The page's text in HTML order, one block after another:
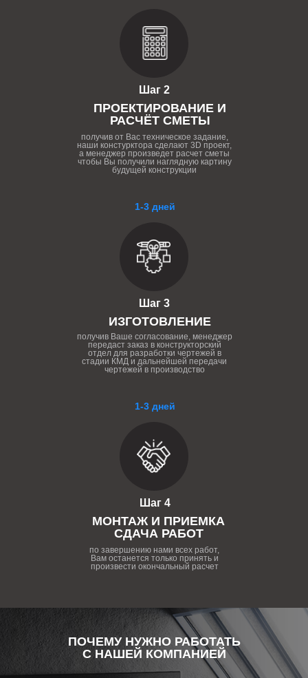
1-3 дней
Шаг 4
МОНТАЖ И ПРИЕМКА
СДАЧА РАБОТ
по завершению нами всех работ,
Вам останется только принять и
произвести окончальный расчет
1-3 дней
Шаг 3
ИЗГОТОВЛЕНИЕ
получив Ваше согласование, менеджер
передаст заказ в конструкторский
отдел для разработки чертежей в
стадии КМД и дальнейшей передачи
чертежей в производство
Шаг 2
ПРОЕКТИРОВАНИЕ И
РАСЧЁТ СМЕТЫ
получив от Вас техническое задание,
наши констурктора сделают 3D проект,
а менеджер произведет расчет сметы
чтобы Вы получили наглядную картину
будущей конструкции
ПОЧЕМУ НУЖНО РАБОТАТЬ
С НАШЕЙ КОМПАНИЕЙ